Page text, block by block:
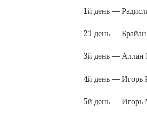
1й день —
21 день —
3й день — Аллан
4й день — Игорь
5й день — Игорь